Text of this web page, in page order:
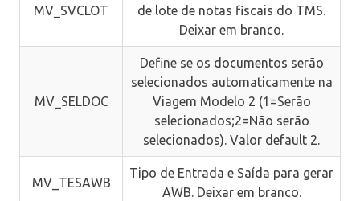
MV_SVCLOT
de lote de notas fiscais do TMS.
Deixar em branco.
MV_SELDOC
Define se os documentos serão
selecionados automaticamente na
Viagem Modelo 2 (1=Serão
selecionados;2=Não serão
selecionados). Valor default 2.
MV_TESAWB
Tipo de Entrada e Saída para gerar
AWB. Deixar em branco.